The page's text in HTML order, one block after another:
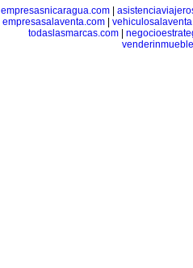
empresasnicaragua.com|
empresasalaventa.com|
todaslasmarcas.com